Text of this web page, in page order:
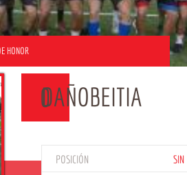
HONOR
0
DAÑOBEITIA
POSICIÓN